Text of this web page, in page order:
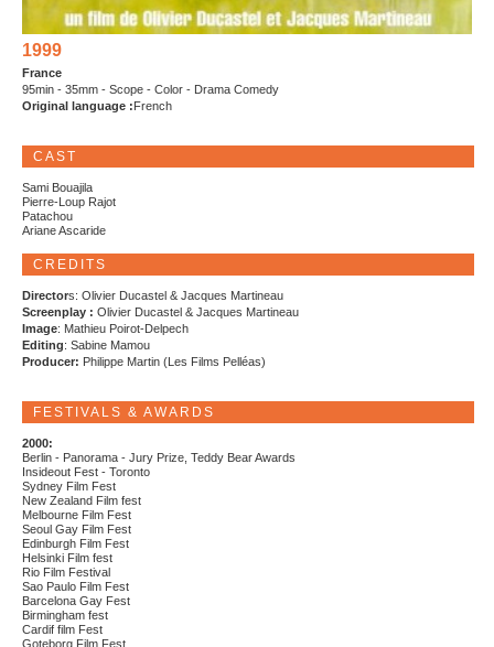
1999
France
95min - 35mm - Scope - Color - Drama Comedy
Original language : French
CAST
Sami Bouajila
Pierre-Loup Rajot
Patachou
Ariane Ascaride
CREDITS
Directors: Olivier Ducastel & Jacques Martineau
Screenplay : Olivier Ducastel & Jacques Martineau
Image: Mathieu Poirot-Delpech
Editing: Sabine Mamou
Producer: Philippe Martin (Les Films Pelléas)
FESTIVALS & AWARDS
2000:
Berlin - Panorama - Jury Prize, Teddy Bear Awards
Insideout Fest - Toronto
Sydney Film Fest
New Zealand Film fest
Melbourne Film Fest
Seoul Gay Film Fest
Edinburgh Film Fest
Helsinki Film fest
Rio Film Festival
Sao Paulo Film Fest
Barcelona Gay Fest
Birmingham fest
Cardif film Fest
Goteborg Film Fest